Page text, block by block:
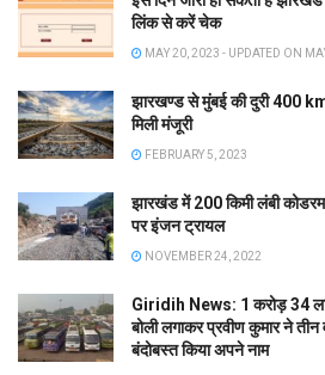
लिंक से करें चेक
MAY 20, 2023 - UPDATED ON
झारखण्ड से मुंबई की दुरी 400
मिली मंजूरी
FEBRUARY 5, 2023
झारखंड में 200 किमी लंबी
पर इंजन ट्रायल
NOVEMBER 24, 2022
Giridih News: 1 करोड़ 34
बोली लगाकर प्रवीण कुमार ने तीन
बंदोबस्त किया अपने नाम